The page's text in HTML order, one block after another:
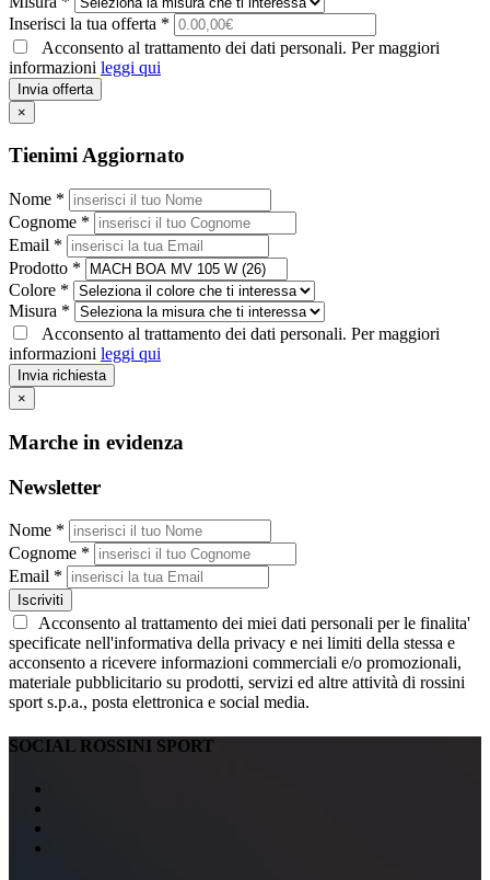
Inserisci la tua offerta *
Acconsento al trattamento dei dati personali. Per maggiori
informazioni leggi qui
Invia offerta
×
Tienimi Aggiornato
Nome *
Cognome *
Email *
Prodotto *
Colore *
Misura *
Acconsento al trattamento dei dati personali. Per maggiori
informazioni leggi qui
Invia richiesta
×
Marche in evidenza
Newsletter
Nome *
Cognome *
Email *
Iscriviti
Acconsento al trattamento dei miei dati personali per le finalita'
specificate nell'informativa della privacy e nei limiti della stessa e
acconsento a ricevere informazioni commerciali e/o promozionali,
materiale pubblicitario su prodotti, servizi ed altre attività di rossini
sport s.p.a., posta elettronica e social media.
SOCIAL ROSSINI SPORT